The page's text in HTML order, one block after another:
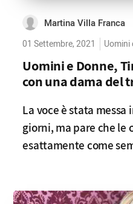
Martina Villa Franca
01 Settembre, 2021 Uomini
Uomini e Donne,
con una dama del
La voce è stata
giorni, ma pare che le
esattamente come